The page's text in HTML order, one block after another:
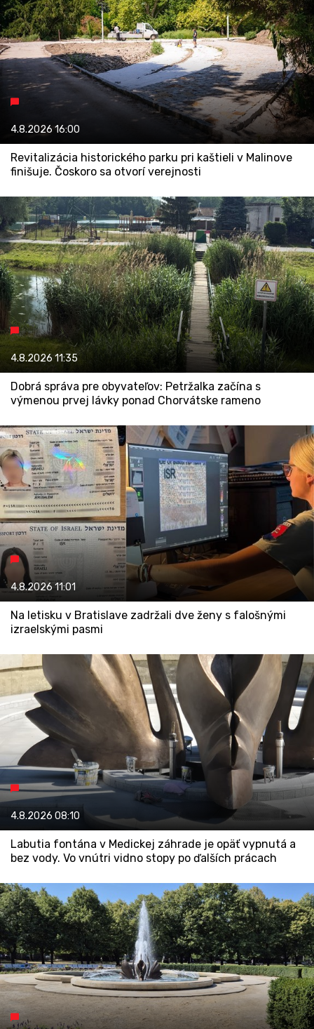
4.8.202616:00
Revitalizácia historického parku pri kaštieli v Malinove
finišuje. Čoskoro sa otvorí verejnosti
4.8.202611:35
Dobrá správa pre obyvateľov: Petržalka začína s
výmenou prvej lávky ponad Chorvátske rameno
4.8.202611:01
Na letisku v Bratislave zadržali dve ženy s falošnými
izraelskými pasmi
4.8.2026 08:10
Labutia fontána v Medickej záhrade je opäť vypnutá a
bez vody. Vo vnútri vidno stopy po ďalších prácach